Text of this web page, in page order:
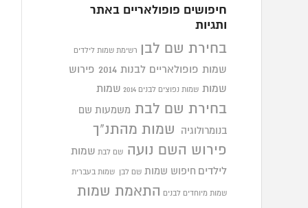
חיפושים פופולאריים באתר
ותגיות
בחירת שם לבן רשימת שמות לילדים
שמות פופולאריים לבנות 2014 פירוש
שמות שמות נפוצים לבנים 2014 שמות
בחירת שם לבת משמעות שם
בנומרולוגיה
שמות מהתנ"ך
פירוש השם נועה
שם לבת שמות
לילדים חיפוש שמות שם לבן שמות בעברית
שמות מיוחדים לבנים התאמת שמות